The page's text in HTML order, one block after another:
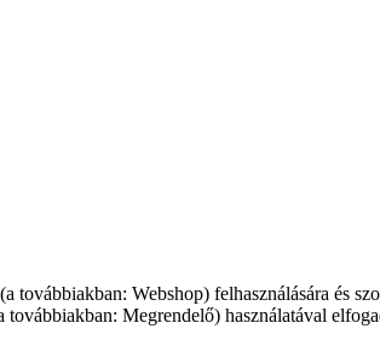
Webshop) felhasználására és
Megrendelő) használatával